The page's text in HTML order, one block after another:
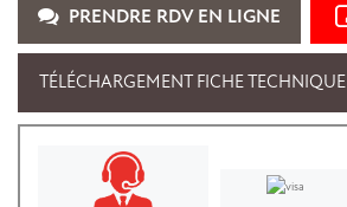
PRENDRE RDV EN LIGNE
TÉLÉCHARGEMENT FICHE TECHNIQUE